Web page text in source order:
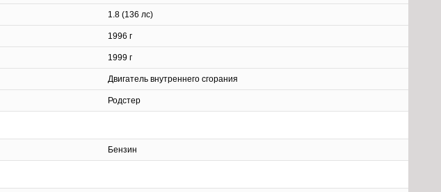
1.8 (136 лс)
1996 г
1999 г
Двигатель внутреннего сгорания
Родстер
Бензин